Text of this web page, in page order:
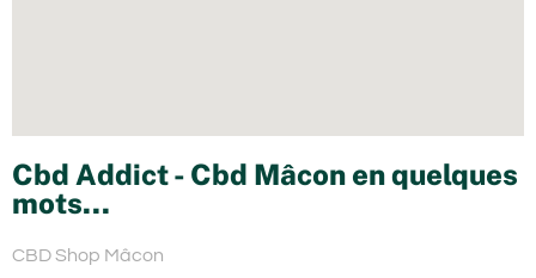
Cbd Addict - Cbd Mâcon en quelques
mots...
CBD Shop Mâcon